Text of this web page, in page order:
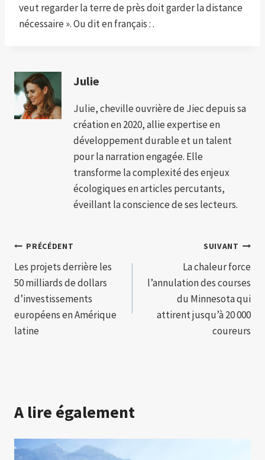
veut regarder la terre de près doit garder la distance
nécessaire ». Ou dit en français : .
Julie
Julie, cheville ouvrière de Jiec depuis sa
création en 2020, allie expertise en
développement durable et un talent
pour la narration engagée. Elle
transforme la complexité des enjeux
écologiques en articles percutants,
éveillant la conscience de ses lecteurs.
Navigation
de
l’article
PRÉCÉDENT
Les projets derrière les
50 milliards de dollars
d’investissements
européens en Amérique
latine
SUIVANT
La chaleur force
l’annulation des courses
du Minnesota qui
attirent jusqu’à 20 000
coureurs
A lire également